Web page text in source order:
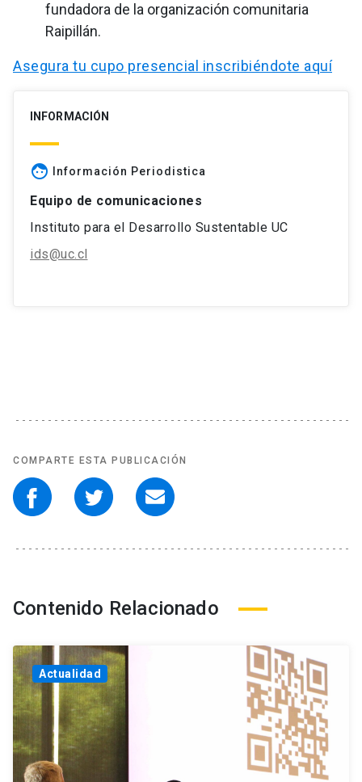
fundadora de la organización comunitaria
Raipillán.
Asegura tu cupo presencial inscribiéndote aquí
INFORMACIÓN
face Información Periodistica
Equipo de comunicaciones
Instituto para el Desarrollo Sustentable UC
ids@uc.cl
COMPARTE ESTA PUBLICACIÓN
Contenido Relacionado
Actualidad